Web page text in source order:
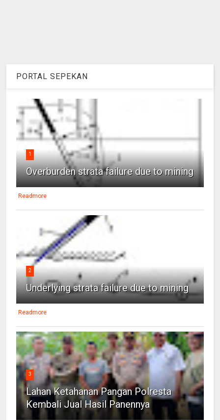
PORTAL SEPEKAN
1
Overburden strata failure due to mining
Readmore
2
Underlying strata failure due to mining
Readmore
3
Lahan Ketahanan Pangan Polresta
Kembali Jual Hasil Panennya